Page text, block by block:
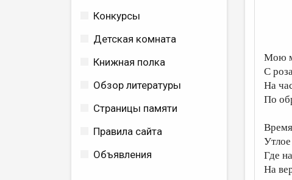
Конкурсы
Детская комната
Книжная полка
Обзор литературы
Страницы памяти
Правила сайта
Объявления
Мою
С
На
По
Где
На